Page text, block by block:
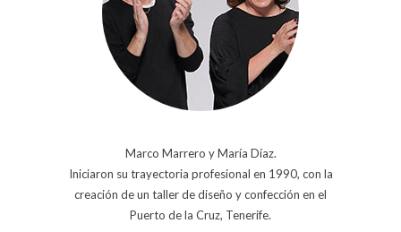
Marco Marrero y María Díaz.
Iniciaron su trayectoria profesional en 1990, con la
creación de un taller de diseño y confección en el
Puerto de la Cruz, Tenerife.